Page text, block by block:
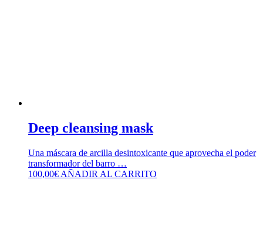
Deep cleansing mask
Una máscara de arcilla desintoxicante que aprovecha el poder
transformador del barro …
100,00€ AÑADIR AL CARRITO